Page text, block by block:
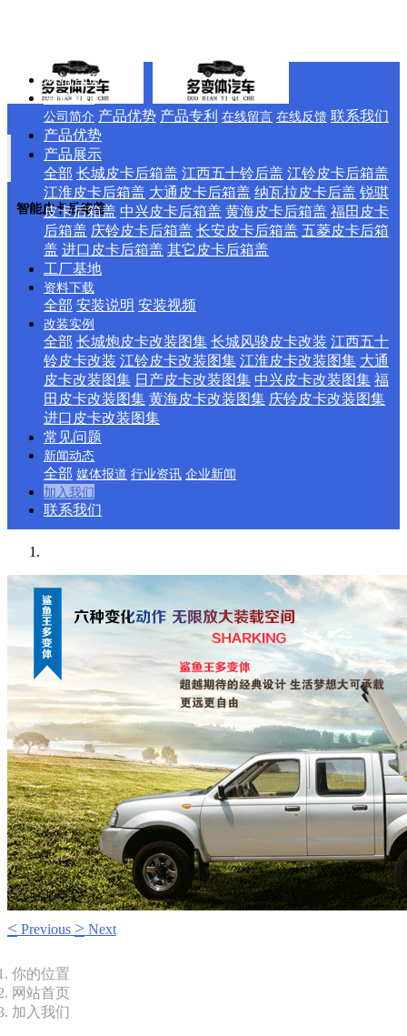
智能皮卡后箱盖
网站首页
关于我们
公司简介 产品优势 产品专利 在线留言 在线反馈 联系我们
产品优势
产品展示
全部 长城皮卡后箱盖 江西五十铃后盖 江铃皮卡后箱盖
江淮皮卡后箱盖 大通皮卡后箱盖 纳瓦拉皮卡后盖 锐骐
皮卡后箱盖 中兴皮卡后箱盖 黄海皮卡后箱盖 福田皮卡
后箱盖 庆铃皮卡后箱盖 长安皮卡后箱盖 五菱皮卡后箱
盖 进口皮卡后箱盖 其它皮卡后箱盖
工厂基地
资料下载
全部 安装说明 安装视频
改装实例
全部 长城炮皮卡改装图集 长城风骏皮卡改装 江西五十
铃皮卡改装 江铃皮卡改装图集 江淮皮卡改装图集 大通
皮卡改装图集 日产皮卡改装图集 中兴皮卡改装图集 福
田皮卡改装图集 黄海皮卡改装图集 庆铃皮卡改装图集
进口皮卡改装图集
常见问题
新闻动态
全部 媒体报道 行业资讯 企业新闻
加入我们
联系我们
< Previous > Next
你的位置
网站首页
加入我们